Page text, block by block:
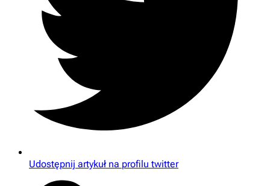
Udostępnij artykuł na profilu twitter